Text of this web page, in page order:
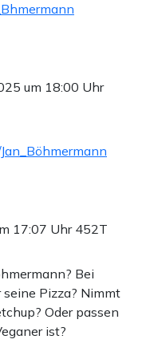
um 18:00 Uhr
17:07 Uhr 452T
Bei
Pizza? Nimmt
Oder passen
ist?